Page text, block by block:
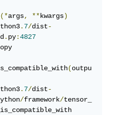
(*args, **kwargs)
.7/dist-
.py:4827
(outpu
.7/dist-
/framework/tensor_